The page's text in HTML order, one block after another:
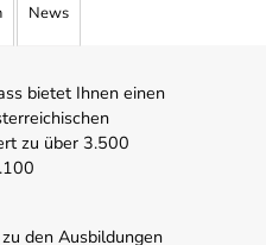
News
bietet Ihnen einen
zu über 3.500
den Ausbildungen